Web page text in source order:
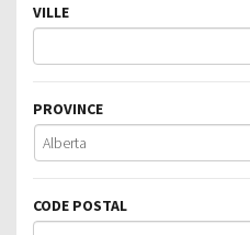
VILLE
PROVINCE
CODE POSTAL